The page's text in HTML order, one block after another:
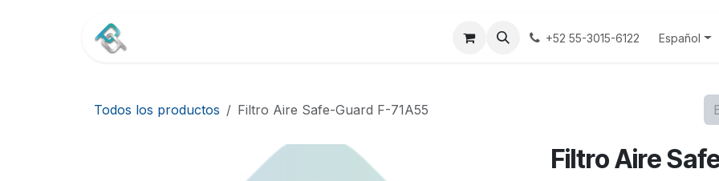
Terminos y Condiciones Aviso Privacidad
+52 55-3015-6122 Español
Todos los productos Filtro Aire Safe-Guard F-71A55
Filtro Aire